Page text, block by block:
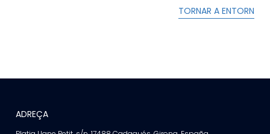
TORNAR A ENTORN
ADREÇA